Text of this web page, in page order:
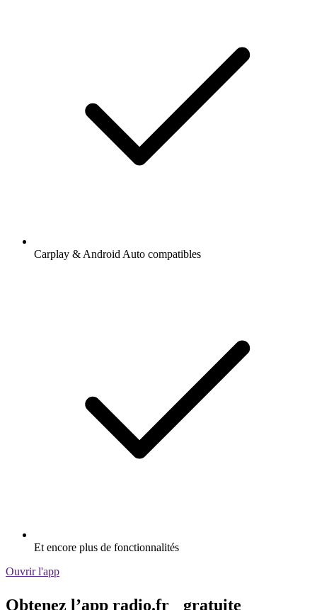
Carplay & Android Auto compatibles
Et encore plus de fonctionnalités
Ouvrir l'app
Obtenez l’app radio.fr gratuite